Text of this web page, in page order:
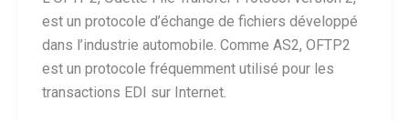
est un protocole d’échange de fichiers développé
dans l’industrie automobile. Comme AS2, OFTP2
est un protocole fréquemment utilisé pour les
transactions EDI sur Internet.